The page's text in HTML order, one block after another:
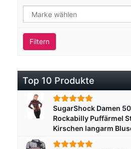
Filtern
Top 10 Produkte
SugarShock Damen
Rockabilly Puffärmel
Kirschen langarm